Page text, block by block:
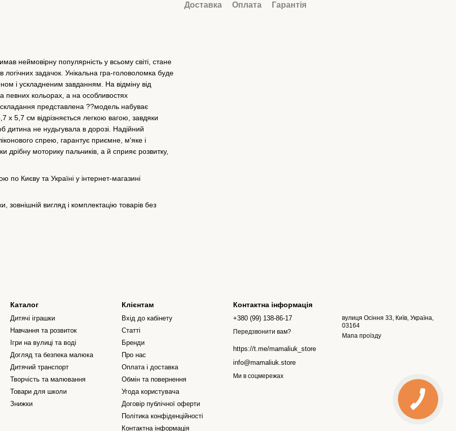
неймовірну популярність у всьому світі, стане
задачок. Унікальна гра-головоломка буде
і ускладненим завданням. На відміну від
певних кольорах, а на особливостях
представлена ??модель набуває
х 5,7 см відрізняється легкою вагою, завдяки
не нудьгувала в дорозі. Надійний
спрею, гарантує приємне, м'яке і
дрібну моторику пальчиків, а й сприяє розвитку,
по Києву та Україні у інтернет-магазині
зовнішній вигляд і комплектацію товарів без
Доставка Оплата Гарантія
Каталог
Дитячі іграшки
Навчання та розвиток
Ігри на вулиці та воді
Догляд та безпека малюка
Дитячий транспорт
Творчість та малювання
Товари для школи
Знижки
Клієнтам
Вхід до кабінету
Статті
Бренди
Про нас
Оплата і доставка
Обмін та повернення
Угода користувача
Договір публічної оферти
Політика конфіденційності
Контактна інформація
Контактна інформація
+380 (99) 138-86-17
Передзвонити вам?
https://t.me/mamaliuk_store
info@mamaliuk.store
вулиця Осіння 33, Київ, Україна,
03164
Мапа проїзду
Ми в соцмережах